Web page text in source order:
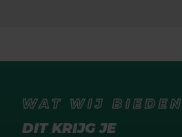
WAT WIJ BIEDEN
DIT KRIJG JE